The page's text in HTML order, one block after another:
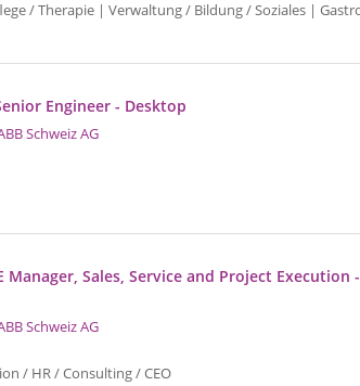
/ Therapie | Verwaltung / Bildung / Soziales |
Engineer - Desktop
Schweiz AG
Manager, Sales, Service and Project Execution
Schweiz AG
/ HR / Consulting / CEO